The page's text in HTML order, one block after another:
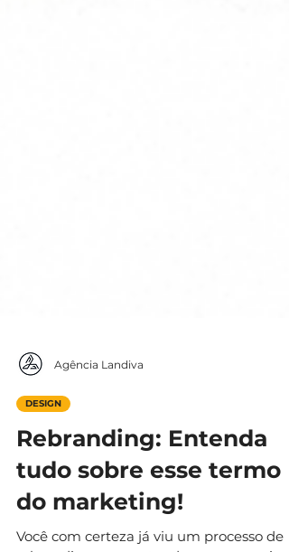
Agência Landiva
DESIGN
Rebranding: Entenda
tudo sobre esse termo
do marketing!